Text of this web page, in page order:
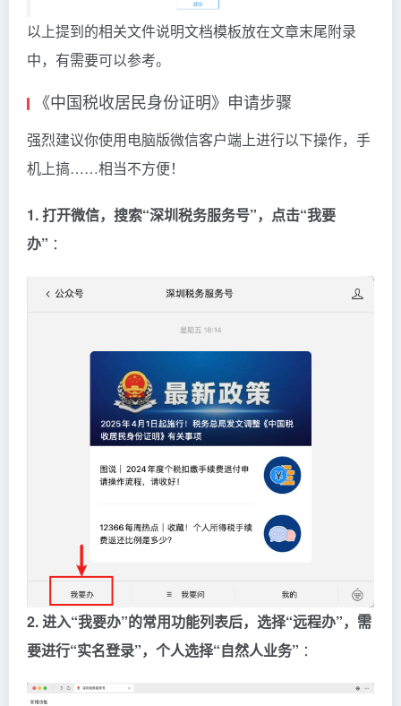
以上提到的相关文件说明文档模板放在文章末尾附录
中，有需要可以参考。
《中国税收居民身份证明》申请步骤
强烈建议你使用电脑版微信客户端上进行以下操作，手
机上搞……相当不方便！
1. 打开微信，搜索“深圳税务服务号”，点击“我要
办” ：
2. 进入“我要办”的常用功能列表后，选择“远程办”，需
要进行“实名登录”，个人选择“自然人业务” ：